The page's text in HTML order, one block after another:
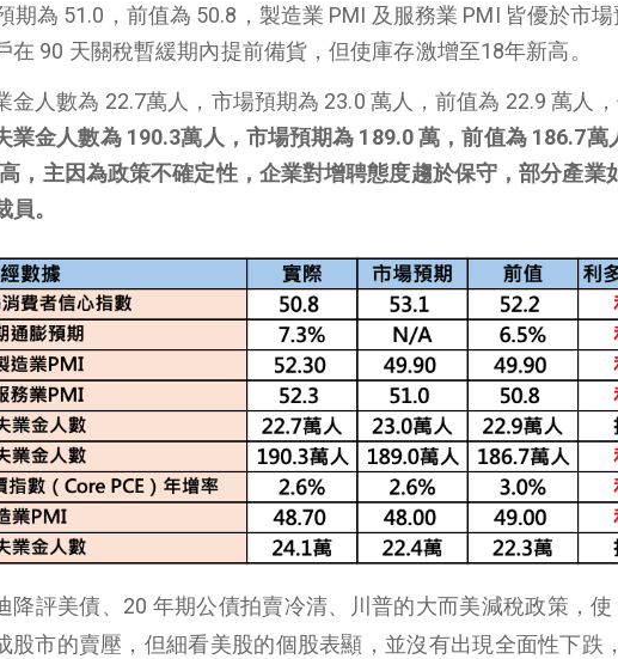
期為 51.0，前值為 50.8，製造業 PMI 及服務業 PMI 皆優於市
在 90 天關稅暫緩期內提前備貨，但使庫存激增至18年新高。
金人數為 22.7萬人，市場預期為 23.0 萬人，前值為 22.9 萬人
業金人數為 190.3萬人，市場預期為 189.0 萬，前值為 186.7萬
，主因為政策不確定性，企業對增聘態度趨於保守，部分產業
。
降評美債、20 年期公債拍賣冷清、川普的大而美減稅政策，使
股市的賣壓，但細看美股的個股表顯，並沒有出現全面性下跌